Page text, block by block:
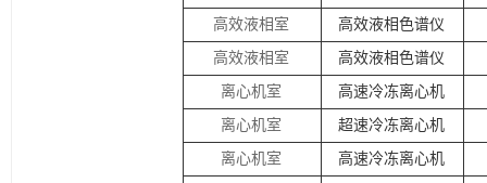
高效液相室 高效液相色谱仪
高效液相室 高效液相色谱仪
离心机室 高速冷冻离心机
离心机室 超速冷冻离心机
离心机室 高速冷冻离心机